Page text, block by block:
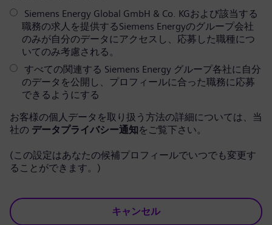
Siemens Energy Global GmbH & Co. KGおよび該当する
職務の求人を提供するSiemens Energyのグループ会社
のみが自分のデータにアクセスし、応募した職種につ
いてのみ考慮される。
すべての関連する Siemens Energy グループ各社に自分
のデータを公開し、プロフィールに合った職務に応募
できるようにする
お客様の個人データを取り扱う方法の詳細については、当
社の データプライバシー通知をご覧下さい。
(この設定はあなたの候補プロフィールでいつでも変更す
ることができます。)
キャンセル